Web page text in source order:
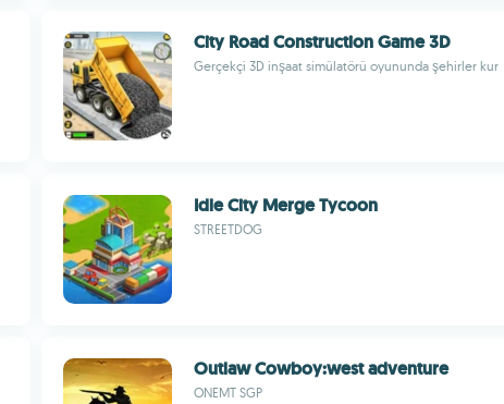
City Road Construction Game 3D
Gerçekçi 3D inşaat simülatörü oyununda şehirler kur
Idle City Merge Tycoon
STREETDOG
Outlaw Cowboy:west adventure
ONEMT SGP